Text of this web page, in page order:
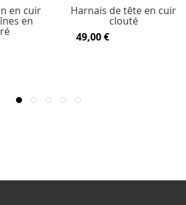
en cuir
en
Harnais de tête en cuir
clouté
49,00 €